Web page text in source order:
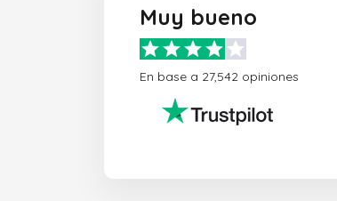
Muy bueno
En base a 27,542 opiniones